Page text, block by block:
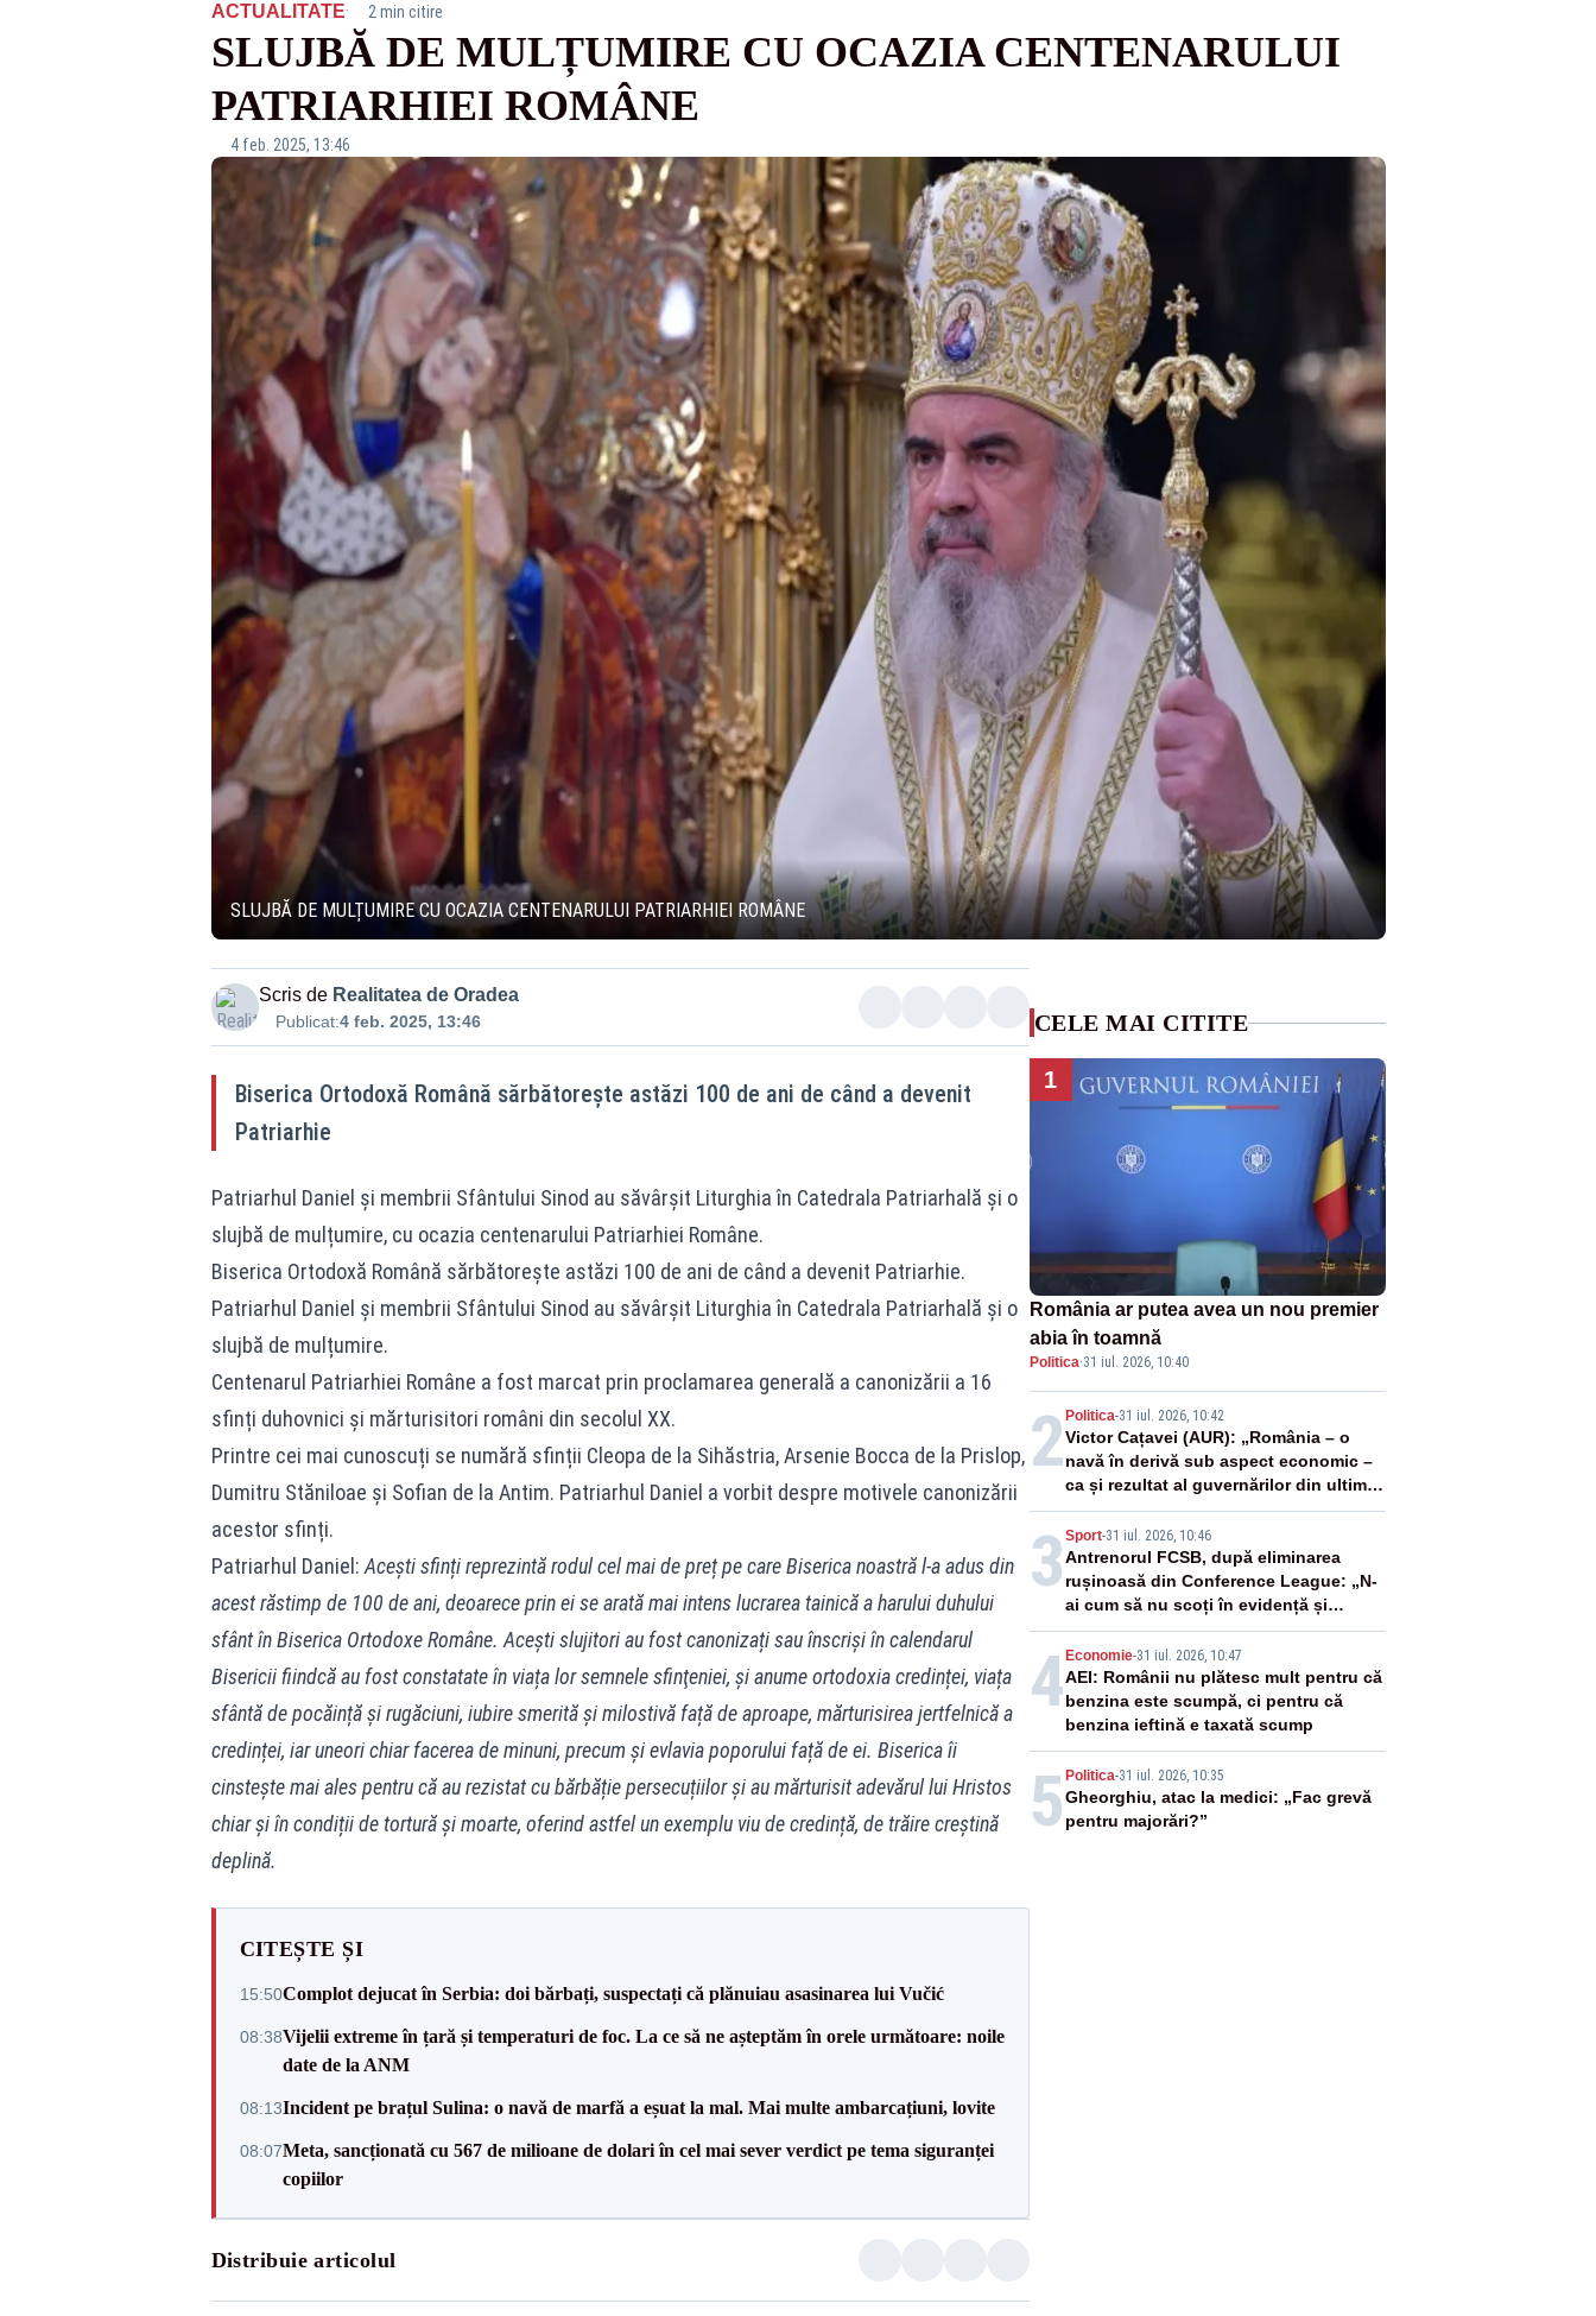
ACTUALITATE· 2 min citire
SLUJBĂ DE MULȚUMIRE CU OCAZIA CENTENARULUI
PATRIARHIEI ROMÂNE
4 feb. 2025, 13:46
SLUJBĂ DE MULȚUMIRE CU OCAZIA CENTENARULUI PATRIARHIEI ROMÂNE
Scris de Realitatea de Oradea
Publicat:4 feb. 2025, 13:46
Biserica Ortodoxă Română sărbătorește astăzi 100 de ani de când a devenit
Patriarhie
Patriarhul Daniel și membrii Sfântului Sinod au săvârșit Liturghia în Catedrala Patriarhală și o
slujbă de mulțumire, cu ocazia centenarului Patriarhiei Române.
Biserica Ortodoxă Română sărbătorește astăzi 100 de ani de când a devenit Patriarhie.
Patriarhul Daniel și membrii Sfântului Sinod au săvârșit Liturghia în Catedrala Patriarhală și o
slujbă de mulțumire.
Centenarul Patriarhiei Române a fost marcat prin proclamarea generală a canonizării a 16
sfinți duhovnici și mărturisitori români din secolul XX.
Printre cei mai cunoscuți se numără sfinții Cleopa de la Sihăstria, Arsenie Bocca de la Prislop,
Dumitru Stăniloae și Sofian de la Antim. Patriarhul Daniel a vorbit despre motivele canonizării
acestor sfinți.
Patriarhul Daniel: Acești sfinți reprezintă rodul cel mai de preț pe care Biserica noastră l-a adus din
acest răstimp de 100 de ani, deoarece prin ei se arată mai intens lucrarea tainică a harului duhului
sfânt în Biserica Ortodoxe Române. Acești slujitori au fost canonizați sau înscriși în calendarul
Bisericii fiindcă au fost constatate în viața lor semnele sfinţeniei, și anume ortodoxia credinței, viața
sfântă de pocăință și rugăciuni, iubire smerită și milostivă față de aproape, mărturisirea jertfelnică a
credinței, iar uneori chiar facerea de minuni, precum și evlavia poporului față de ei. Biserica îi
cinstește mai ales pentru că au rezistat cu bărbăție persecuțiilor și au mărturisit adevărul lui Hristos
chiar și în condiții de tortură și moarte, oferind astfel un exemplu viu de credință, de trăire creștină
deplină.
CITEȘTE ȘI
15:50Complot dejucat în Serbia: doi bărbați, suspectați că plănuiau asasinarea lui Vučić
08:38Vijelii extreme în țară și temperaturi de foc. La ce să ne așteptăm în orele următoare: noile
date de la ANM
08:13Incident pe brațul Sulina: o navă de marfă a eșuat la mal. Mai multe ambarcațiuni, lovite
08:07Meta, sancționată cu 567 de milioane de dolari în cel mai sever verdict pe tema siguranței
copiilor
Distribuie articolul
CELE MAI CITITE
1
România ar putea avea un nou premier
abia în toamnă
Politica·31 iul. 2026, 10:40
2 Politica-31 iul. 2026, 10:42
Victor Cațavei (AUR): „România – o
navă în derivă sub aspect economic –
ca și rezultat al guvernărilor din ultimii
36 de ani”
3 Sport-31 iul. 2026, 10:46
Antrenorul FCSB, după eliminarea
rușinoasă din Conference League: „N-
ai cum să nu scoți în evidență și
lucrurile bune”
4 Economie-31 iul. 2026, 10:47
AEI: Românii nu plătesc mult pentru că
benzina este scumpă, ci pentru că
benzina ieftină e taxată scump
5 Politica-31 iul. 2026, 10:35
Gheorghiu, atac la medici: „Fac grevă
pentru majorări?”